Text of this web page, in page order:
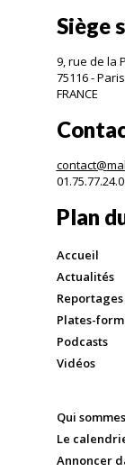
Siège
9, rue de la
75116 - Paris
FRANCE
Plan
Accueil
Actualités
Plates-
Podcasts
Vidéos
Qui
Le
Annoncer